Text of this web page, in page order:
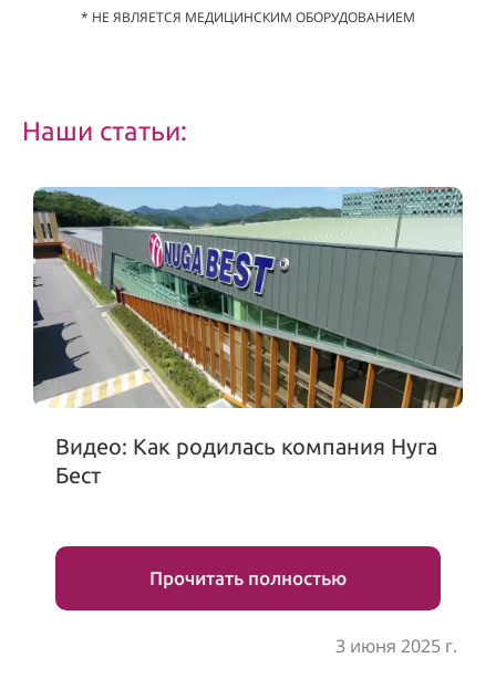
* НЕ ЯВЛЯЕТСЯ МЕДИЦИНСКИМ ОБОРУДОВАНИЕМ
Наши статьи:
Видео: Как родилась компания Нуга
Бест
Прочитать полностью
3 июня 2025 г.